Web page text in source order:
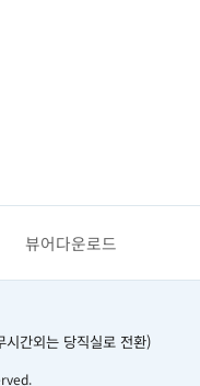
뷰어다운로드
간외는 당직실로 전환)